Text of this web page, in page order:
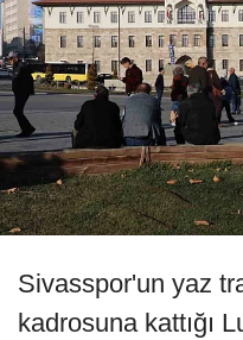
Sivasspor'un yaz
kadrosuna kattığı